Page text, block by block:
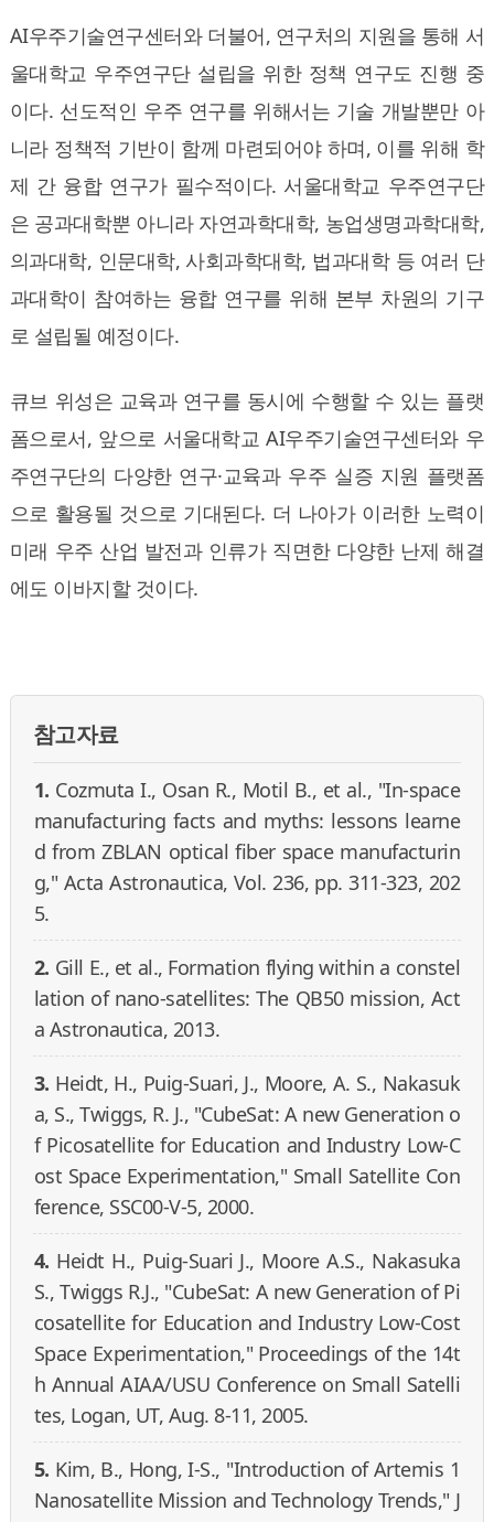
AI우주기술연구센터와 더불어, 연구처의 지원을 통해 서
울대학교 우주연구단 설립을 위한 정책 연구도 진행 중
이다. 선도적인 우주 연구를 위해서는 기술 개발뿐만 아
니라 정책적 기반이 함께 마련되어야 하며, 이를 위해 학
제 간 융합 연구가 필수적이다. 서울대학교 우주연구단
은 공과대학뿐 아니라 자연과학대학, 농업생명과학대학,
의과대학, 인문대학, 사회과학대학, 법과대학 등 여러 단
과대학이 참여하는 융합 연구를 위해 본부 차원의 기구
로 설립될 예정이다.
큐브 위성은 교육과 연구를 동시에 수행할 수 있는 플랫
폼으로서, 앞으로 서울대학교 AI우주기술연구센터와 우
주연구단의 다양한 연구·교육과 우주 실증 지원 플랫폼
으로 활용될 것으로 기대된다. 더 나아가 이러한 노력이
미래 우주 산업 발전과 인류가 직면한 다양한 난제 해결
에도 이바지할 것이다.
참고자료
1. Cozmuta I., Osan R., Motil B., et al., "In-space
manufacturing facts and myths: lessons learne
d from ZBLAN optical fiber space manufacturin
g," Acta Astronautica, Vol. 236, pp. 311-323, 202
5.
2. Gill E., et al., Formation flying within a constel
lation of nano-satellites: The QB50 mission, Act
a Astronautica, 2013.
3. Heidt, H., Puig-Suari, J., Moore, A. S., Nakasuk
a, S., Twiggs, R. J., "CubeSat: A new Generation o
f Picosatellite for Education and Industry Low-C
ost Space Experimentation," Small Satellite Con
ference, SSC00-V-5, 2000.
4. Heidt H., Puig-Suari J., Moore A.S., Nakasuka
S., Twiggs R.J., "CubeSat: A new Generation of Pi
cosatellite for Education and Industry Low-Cost
Space Experimentation," Proceedings of the 14t
h Annual AIAA/USU Conference on Small Satelli
tes, Logan, UT, Aug. 8-11, 2005.
5. Kim, B., Hong, I-S., "Introduction of Artemis 1
Nanosatellite Mission and Technology Trends," J